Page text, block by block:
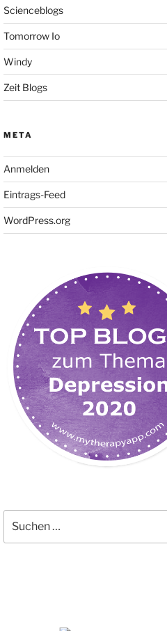
Scienceblogs
Tomorrow Io
Windy
Zeit Blogs
META
Anmelden
Eintrags-Feed
WordPress.org
nach: